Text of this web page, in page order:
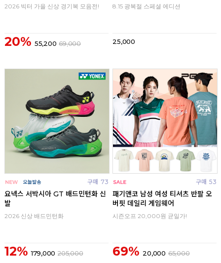
2026 빅터 가을 신상 경기복 모음전!
20% 55,200 69,000
8.15 광복절 스페셜 에디션
25,000
구매 73
요넥스 서박시아 GT 배드민턴화 신
발
2026 신상 배드민턴화
12% 179,000 205,000
구매 53
패기앤코 남성 여성 티셔츠 반팔 오
버핏 데일리 게임웨어
시즌오프 20,000원 균일가!
69% 20,000 65,000